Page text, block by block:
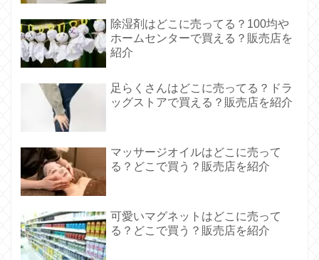
除湿剤はどこに売ってる？100均や
ホームセンターで買える？販売店を
紹介
足らくさんはどこに売ってる？ドラ
ッグストアで買える？販売店を紹介
マッサージオイルはどこに売って
る？どこで買う？販売店を紹介
可愛いマグネットはどこに売って
る？どこで買う？販売店を紹介